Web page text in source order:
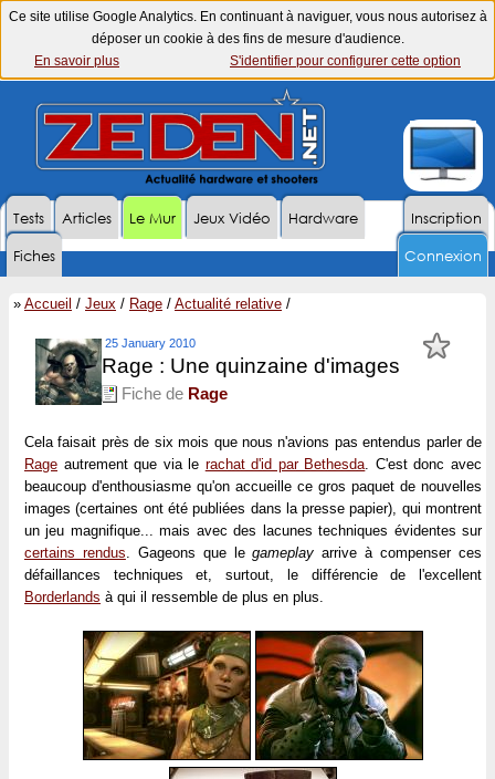
Ce site utilise Google Analytics. En continuant à naviguer, vous nous autorisez à
déposer un cookie à des fins de mesure d'audience.
En savoir plus
S'identifier pour configurer cette option
Inscription
Tests Articles Le Mur Jeux Vidéo
Hardware
Fiches
Connexion
» Accueil / Jeux / Rage / Actualité relative /
25 January 2010
Rage : Une quinzaine d'images
Fiche de Rage
Cela faisait près de six mois que nous n'avions pas entendus parler de
Rage autrement que via le rachat d'id par Bethesda. C'est donc avec
beaucoup d'enthousiasme qu'on accueille ce gros paquet de nouvelles
images (certaines ont été publiées dans la presse papier), qui montrent
un jeu magnifique... mais avec des lacunes techniques évidentes sur
certains rendus. Gageons que legameplay arrive à compenser ces
défaillances techniques et, surtout, le différencie de l'excellent
Borderlands à qui il ressemble de plus en plus.